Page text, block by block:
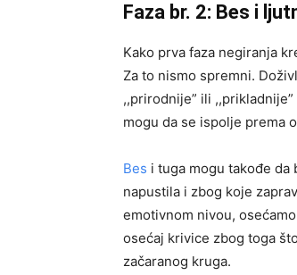
Faza br. 2: Bes i
Kako prva faza negiranja
Za to nismo spremni.
,,prirodnije” ili
mogu da se ispolje prema
Bes i tuga mogu takođe
napustila i zbog koje
emotivnom nivou,
osećaj krivice zbog toga
začaranog kruga.